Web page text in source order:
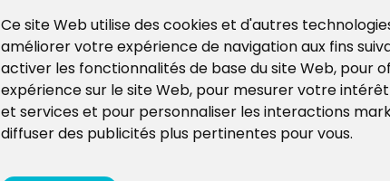
Ce site Web utilise des cookies et d'autres
améliorer votre expérience de navigation aux fins
activer les fonctionnalités de base du site Web, pour
expérience sur le site Web, pour mesurer votre
et services et pour personnaliser les interactions
diffuser des publicités plus pertinentes pour vous.